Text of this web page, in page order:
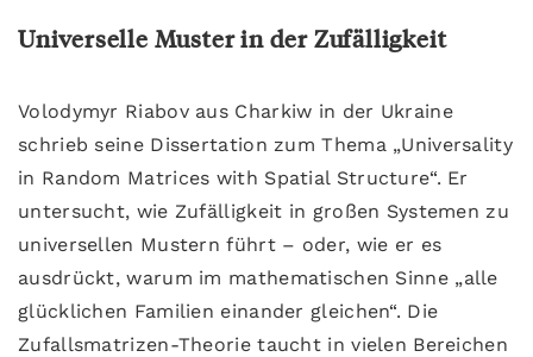
Universelle Muster in der Zufälligkeit
Volodymyr Riabov aus Charkiw in der Ukraine
schrieb seine Dissertation zum Thema „Universality
in Random Matrices with Spatial Structure“. Er
untersucht, wie Zufälligkeit in großen Systemen zu
universellen Mustern führt – oder, wie er es
ausdrückt, warum im mathematischen Sinne „alle
glücklichen Familien einander gleichen“. Die
Zufallsmatrizen-Theorie taucht in vielen Bereichen